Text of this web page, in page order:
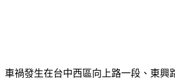
車禍發生在台中西區向上路一段、東興